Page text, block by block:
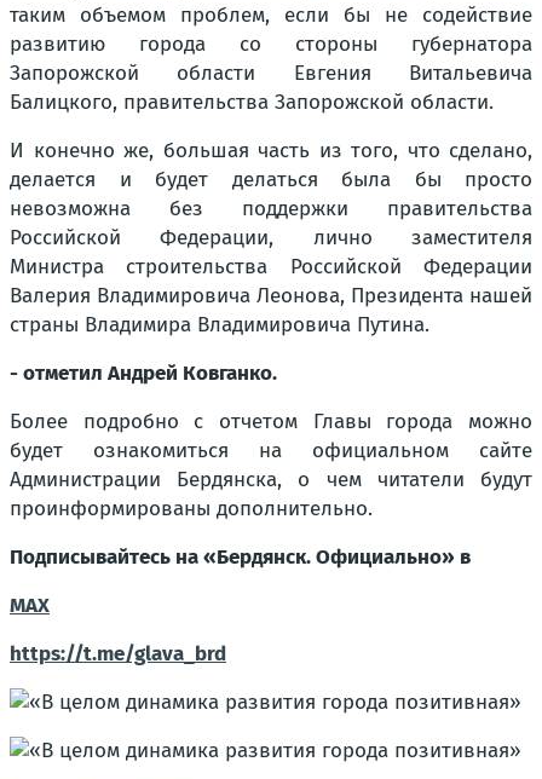
таким объемом проблем, если бы не содействие
развитию города со стороны губернатора
Запорожской области Евгения Витальевича
Балицкого, правительства Запорожской области.
И конечно же, большая часть из того, что сделано,
делается и будет делаться была бы просто
невозможна без поддержки правительства
Российской Федерации, лично заместителя
Министра строительства Российской Федерации
Валерия Владимировича Леонова, Президента нашей
страны Владимира Владимировича Путина.
- отметил Андрей Ковганко.
Более подробно с отчетом Главы города можно
будет ознакомиться на официальном сайте
Администрации Бердянска, о чем читатели будут
проинформированы дополнительно.
Подписывайтесь на «Бердянск. Официально» в
MAX
https://t.me/glava_brd